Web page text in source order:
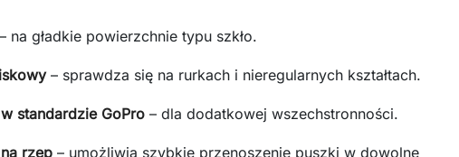
– na gładkie powierzchnie typu szkło.
– sprawdza się na rurkach i nieregularnych kształtach.
standardzie GoPro – dla dodatkowej wszechstronności.
rzep – umożliwia szybkie przenoszenie puszki w dowolne